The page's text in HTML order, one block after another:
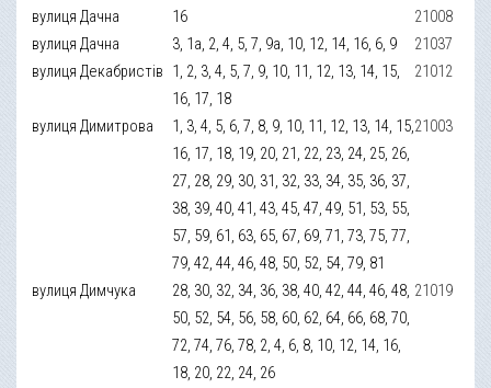
вулиця Дачна
16
21008
вулиця Дачна
3, 1а, 2, 4, 5, 7, 9а, 10, 12, 14, 16, 6, 9
21037
вулиця Декабристів 1, 2, 3, 4, 5, 7, 9, 10, 11, 12, 13, 14, 15,
16, 17, 18
21012
вулиця Димитрова
1, 3, 4, 5, 6, 7, 8, 9, 10, 11, 12, 13, 14, 15,
16, 17, 18, 19, 20, 21, 22, 23, 24, 25, 26,
27, 28, 29, 30, 31, 32, 33, 34, 35, 36, 37,
38, 39, 40, 41, 43, 45, 47, 49, 51, 53, 55,
57, 59, 61, 63, 65, 67, 69, 71, 73, 75, 77,
79, 42, 44, 46, 48, 50, 52, 54, 79, 81
21003
вулиця Димчука
28, 30, 32, 34, 36, 38, 40, 42, 44, 46, 48,
50, 52, 54, 56, 58, 60, 62, 64, 66, 68, 70,
72, 74, 76, 78, 2, 4, 6, 8, 10, 12, 14, 16,
18, 20, 22, 24, 26
21019